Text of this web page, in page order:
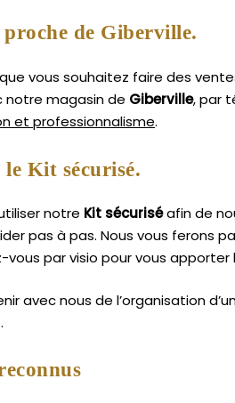
proche de Giberville.
vous souhaitez faire des
magasin de Giberville, par
et professionnalisme.
Kit sécurisé.
notre Kit sécuriséafin de
pas à pas. Nous vous ferons
vous par visio pour vous
avec nous de l’organisation